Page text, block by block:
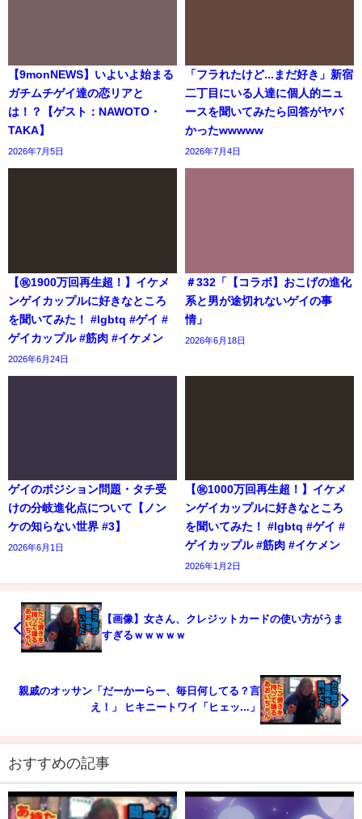
【9monNEWS】いよいよ始まる
ガチムチゲイ達の恋リアと
は！？【ゲスト：NAWOTO・
TAKA】
2026年7月5日
「フラれたけど...まだ好き」新宿
二丁目にいる人達に個人的ニュ
ースを聞いてみたら回答がヤバ
かったwwwww
2026年7月4日
【㊗️1900万回再生超！】イケメ
ンゲイカップルに好きなところ
を聞いてみた！ #lgbtq #ゲイ #
ゲイカップル #筋肉 #イケメン
2026年6月24日
＃332「【コラボ】おこげの進化
系と男が途切れないゲイの事
情」
2026年6月18日
ゲイのポジション問題・タチ受
けの分岐進化点について【ノン
ケの知らない世界 #3】
2026年6月1日
【㊗️1000万回再生超！】イケメ
ンゲイカップルに好きなところ
を聞いてみた！ #lgbtq #ゲイ #
ゲイカップル #筋肉 #イケメン
2026年1月2日
【画像】女さん、クレジットカードの使い方がうま
すぎるｗｗｗｗｗ
親戚のオッサン「だーかーらー、毎日何してる？言
え！」 ヒキニートワイ「ヒェッ...」
おすすめの記事